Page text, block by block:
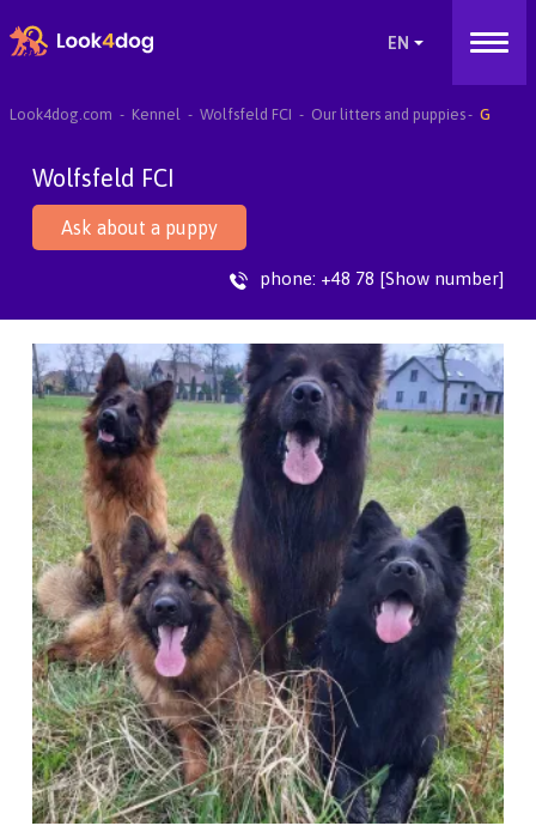
Look4dog.com Kennel Wolfsfeld FCI Our litters and puppies G
Wolfsfeld FCI
Ask about a puppy
phone: +48 78 [Show number]